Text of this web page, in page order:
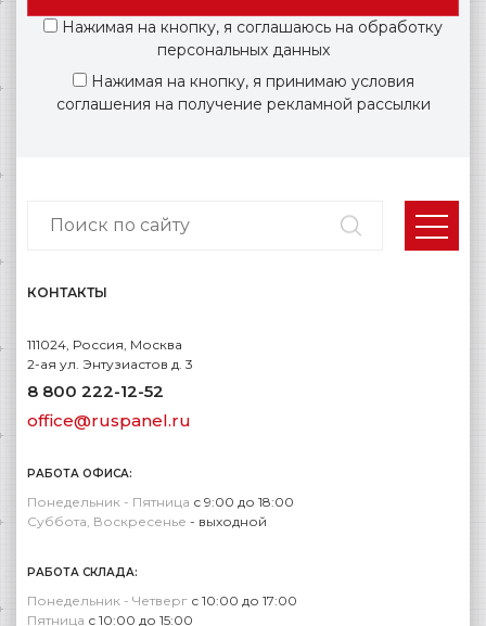
Нажимая на кнопку, я соглашаюсь на обработку
персональных данных
Нажимая на кнопку, я принимаю условия
соглашения на получение рекламной рассылки
КОНТАКТЫ
111024, Россия, Москва
2-ая ул. Энтузиастов д. 3
8 800 222-12-52
office@ruspanel.ru
РАБОТА ОФИСА:
Понедельник - Пятница с 9:00 до 18:00
Суббота, Воскресенье - выходной
РАБОТА СКЛАДА:
Понедельник - Четверг с 10:00 до 17:00
Пятница с 10:00 до 15:00